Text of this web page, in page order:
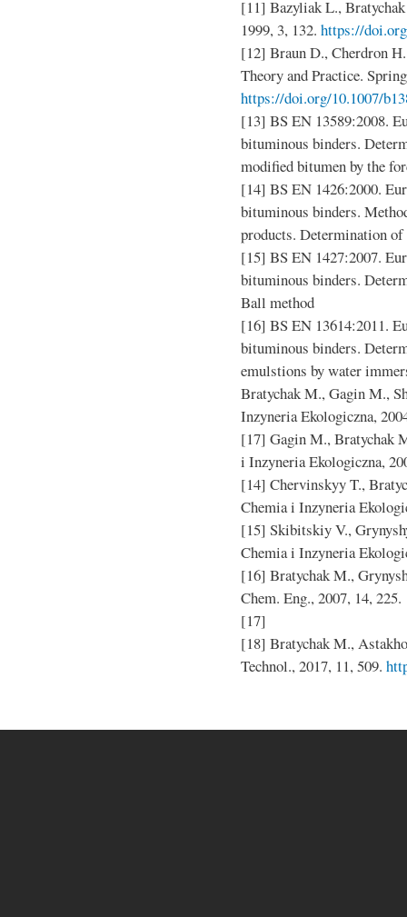
[11] Bazyliak L.,
1999, 3, 132. https://
[12] Braun D., Cherdron
Theory and Practice.
https://doi.org/10.1007/
[13] BS EN 13589:2008.
bituminous binders.
modified bitumen by the
[14] BS EN 1426:2000.
bituminous binders.
products. Determination of
[15] BS EN 1427:2007.
bituminous binders.
Ball method
[16] BS EN 13614:2011.
bituminous binders.
emulstions by water
Bratychak M., Gagin M.,
Inzyneria Ekologiczna,
[17] Gagin M., Bratychak
i Inzyneria Ekologiczna,
[14] Chervinskyy T.,
Chemia i Inzyneria
[15] Skibitskiy V.,
Chemia i Inzyneria
[16] Bratychak M.,
Chem. Eng., 2007, 14, 225.
[17]
[18] Bratychak M.,
Technol., 2017, 11, 509.